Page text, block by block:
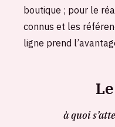
boutique ; pour le
connus et les
ligne prend
à quoi